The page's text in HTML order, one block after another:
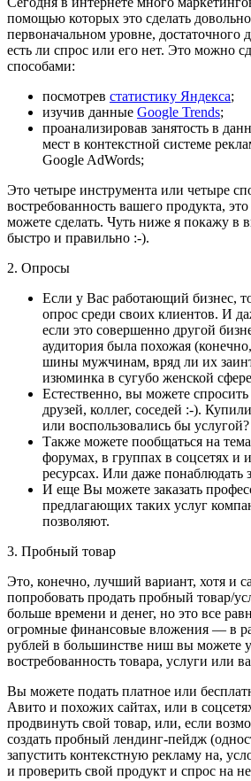
помощью которых это сделать
первоначальном уровне, достаточного
есть ли спрос или его нет. Это можно
способами:
посмотрев статистику Яндекса;
изучив данные Google Trends;
проанализировав занятость в
мест в контекстной системе
Google AdWords;
Это четыре инструмента или четыре
востребованность вашего продукта,
можете сделать. Чуть ниже я покажу в
быстро и правильно :-).
2. Опросы
Если у Вас работающий бизнес,
опрос среди своих клиентов. И
если это совершенно другой
аудитория была похожая
шины мужчинам, вряд ли их
изюминка в сугубо женской
Естественно, вы можете
друзей, коллег, соседей :-).
или воспользовались бы услугой?
Также можете пообщаться на
форумах, в группах в соцсетях и
ресурсах. Или даже
И еще Вы можете заказать
предлагающих таких услуг
позволяют.
3. Пробный товар
Это, конечно, лучший вариант, хотя и
попробовать продать пробный товар/
больше времени и денег, но это все
огромные финансовые вложения — в
рублей в большинстве ниш вы можете
востребованность товара, услуги или
Вы можете подать платное или
Авито и похожих сайтах, или в
продвинуть свой товар, или, если
создать пробный лендинг-пейдж
запустить контекстную рекламу на,
и проверить свой продукт и спрос на